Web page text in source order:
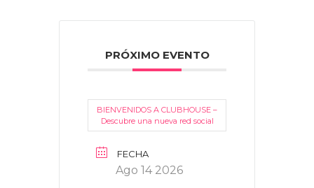
PRÓXIMO EVENTO
BIENVENIDOS A CLUBHOUSE –
Descubre una nueva red social
FECHA
Ago 14 2026